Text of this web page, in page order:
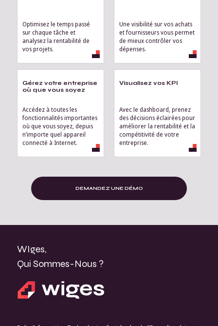
Optimisez le temps passé
sur chaque tâche et
analysez la rentabilité de
vos projets.
Une visibilité sur vos achats
et fournisseurs vous permet
de mieux contrôler vos
dépenses.
Gérez votre entreprise
où que vous soyez
Accédez à toutes les
fonctionnalités importantes
où que vous soyez, depuis
n’importe quel appareil
connecté à Internet.
Visualisez vos KPI
Avec le dashboard, prenez
des décisions éclairées pour
améliorer la rentabilité et la
compétitivité de votre
entreprise.
DEMANDEZ UNE DÉMO
WIges,
Qui Sommes-Nous ?